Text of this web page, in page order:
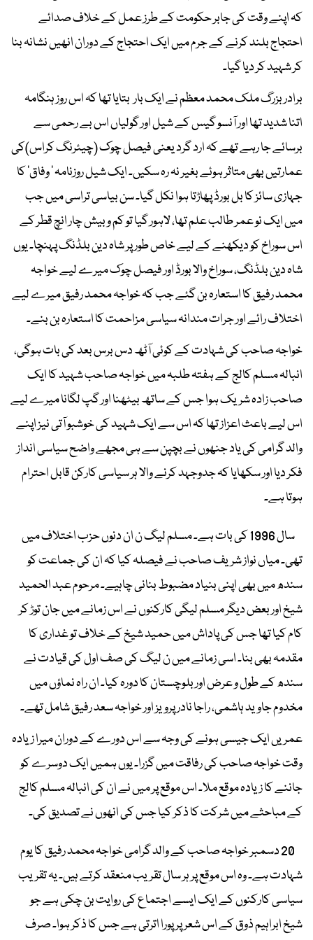
کہ اپنے وقت کی جابر حکومت کے طرز عمل کے خلاف صدائے
احتجاج بلند کرنے کے جرم میں ایک احتجاج کے دوران انھیں نشانہ بنا
کر شہید کر دیا گیا۔
برادر بزرگ ملک محمد معظم نے ایک بار بتایا تھا کہ اس روز ہنگامہ
اتنا شدید تھا اور آنسو گیس کے شیل اور گولیاں اس بے رحمی سے
برسائے جا رہے تھے کہ ارد گرد یعنی فیصل چوک (چیئرنگ کراس)کی
عمارتیں بھی متاثر ہوئے بغیر نہ رہ سکیں۔ ایک شیل روزنامہ ' وفاق' کا
جہازی سائز کا بل بورڈ پھاڑتا ہوا نکل گیا۔ سن بیاسی تراسی میں جب
میں ایک نو عمر طالب علم تھا، لاہور گیا تو کم و بیش چار انچ قطر کے
اس سوراخ کو دیکھنے کے لیے خاص طور پر شاہ دین بلڈنگ پہنچا۔ یوں
شاہ دین بلڈنگ، سوراخ والا بورڈ اور فیصل چوک میرے لیے خواجہ
محمد رفیق کا استعارہ بن گئے جب کہ خواجہ محمد رفیق میرے لیے
اختلاف رائے اور جرات مندانہ سیاسی مزاحمت کا استعارہ بن بنے۔
خواجہ صاحب کی شہادت کے کوئی آٹھ دس برس بعد کی بات ہوگی،
انبالہ مسلم کالج کے ہفتہ طلبہ میں خواجہ صاحب شہید کا ایک
صاحب زادہ شریک ہوا جس کے ساتھ بیٹھنا اور گپ لگانا میرے لیے
اس لیے باعث اعزاز تھا کہ اس سے ایک شہید کی خوشبو آتی نیز اپنے
والد گرامی کی یاد جنھوں نے بچپن سے ہی مجھے واضح سیاسی انداز
فکر دیا اور سکھایا کہ جدوجہد کرنے والا ہر سیاسی کارکن قابل احترام
ہوتا ہے۔
سال 1996 کی بات ہے۔ مسلم لیگ ن ان دنوں حزب اختلاف میں
تھی۔ میاں نواز شریف صاحب نے فیصلہ کیا کہ ان کی جماعت کو
سندھ میں بھی اپنی بنیاد مضبوط بنانی چاہیے۔ مرحوم عبد الحمید
شیخ اور بعض دیگر مسلم لیگی کارکنوں نے اس زمانے میں جان توڑ کر
کام کیا تھا جس کی پاداش میں حمید شیخ کے خلاف تو غداری کا
مقدمہ بھی بنا۔ اسی زمانے میں ن لیگ کی صف اول کی قیادت نے
سندھ کے طول و عرض اور بلوچستان کا دورہ کیا۔ ان راہ نماؤں میں
مخدوم جاوید ہاشمی، راجا نادر پرویز اور خواجہ سعد رفیق شامل تھے۔
عمریں ایک جیسی ہونے کی وجہ سے اس دورے کے دوران میرا زیادہ
وقت خواجہ صاحب کی رفاقت میں گزرا۔ یوں ہمیں ایک دوسرے کو
جاننے کا زیادہ موقع ملا۔ اس موقع پر میں نے ان کی انبالہ مسلم کالج
کے مباحثے میں شرکت کا ذکر کیا جس کی انھوں نے تصدیق کی۔
20 دسمبر خواجہ صاحب کے والد گرامی خواجہ محمد رفیق کا یوم
شہادت ہے۔ وہ اس موقع پر ہر سال تقریب منعقد کرتے ہیں۔ یہ تقریب
سیاسی کارکنوں کے ایک ایسے اجتماع کی روایت بن چکی ہے جو
شیخ ابراہیم ذوق کے اس شعر پر پورا اترتی ہے جس کا ذکر ہوا۔ صرف